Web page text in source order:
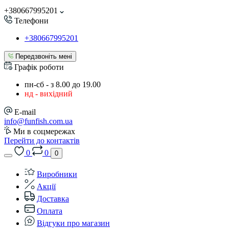
+380667995201
Телефони
+380667995201
Передзвоніть мені
Графік роботи
пн-сб - з 8.00 до 19.00
нд - вихідний
E-mail
info@funfish.com.ua
Ми в соцмережах
Перейти до контактів
0
0 0
Виробники
Акції
Доставка
Оплата
Відгуки про магазин